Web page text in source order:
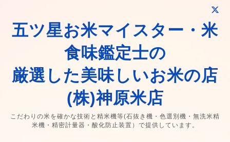
五ツ星お米マイスター・米
食味鑑定士の
厳選した美味しいお米の店
(株)神原米店
こだわりの米を確かな技術と精米機等(石抜き機・色選別機・無洗米精
米機・精密計量器・酸化防止装置）で提供しています。